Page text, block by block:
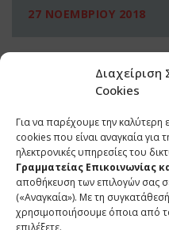
Διαχείριση
Cookies
Για να παρέχουμε την καλύτερη
cookies που είναι αναγκαία για
ηλεκτρονικές υπηρεσίες του
Γραμματείας Επικοινωνίας
αποθήκευση των επιλογών σας
(«Αναγκαία»). Με τη
χρησιμοποιήσουμε όποια από
επιλέξετε.
27 ΝΟΕΜΒΡΙΟΥ 2018
ΕΠΙΚΟΙΝΩΝΙΑ